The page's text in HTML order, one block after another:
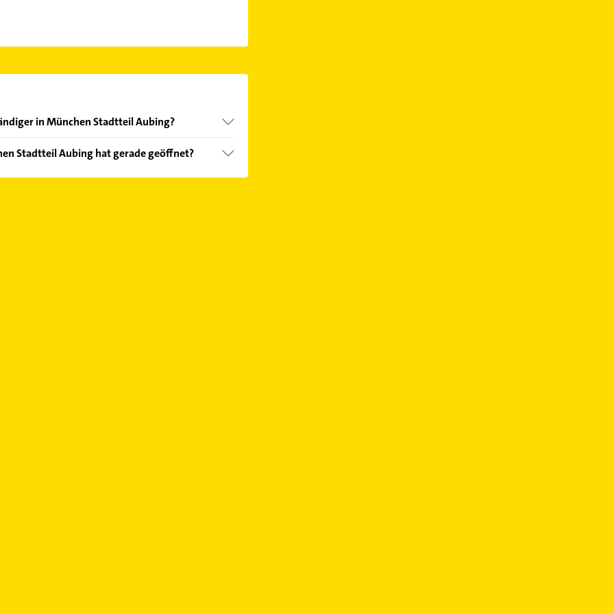
in München Stadtteil Aubing?
können Sie sich einfach nach
Stadtteil Aubing hat gerade geöffnet?
. Bitte beachten Sie, dass diese an